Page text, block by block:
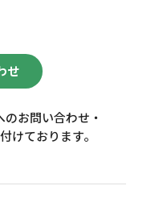
せ
お問い合わせ・
けております。